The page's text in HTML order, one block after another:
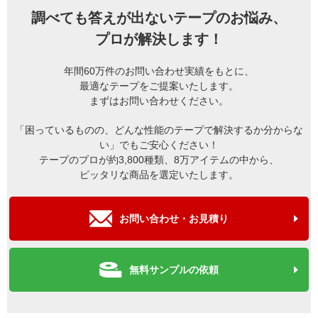
調べても答えが出ないテープのお悩み、
プロが解決します！
年間60万件のお問い合わせ実績をもとに、
最適なテープをご提案いたします。
まずはお問い合わせください。
「困っているものの、どんな性能のテープで解決するか分からな
い」でもご安心ください！
テープのプロが約3,800種類、8万アイテムの中から、
ピッタリな商品を選定いたします。
お問い合わせ・お見積り
無料サンプルの依頼